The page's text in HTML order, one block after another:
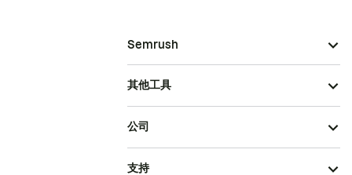
Semrush
其他工具
公司
支持